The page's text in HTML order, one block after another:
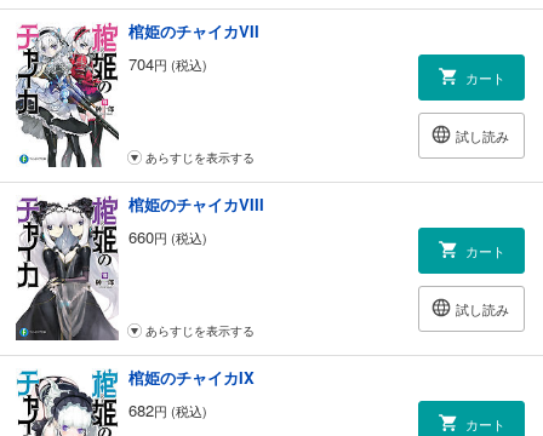
棺姫のチャイカVII
704円 (税込)
カート
試し読み
あらすじを表示する
棺姫のチャイカVIII
660円 (税込)
カート
試し読み
あらすじを表示する
棺姫のチャイカIX
682円 (税込)
カート